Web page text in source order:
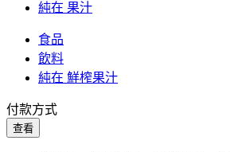
純在 果汁
食品
飲料
純在 鮮榨果汁
付款方式
查看